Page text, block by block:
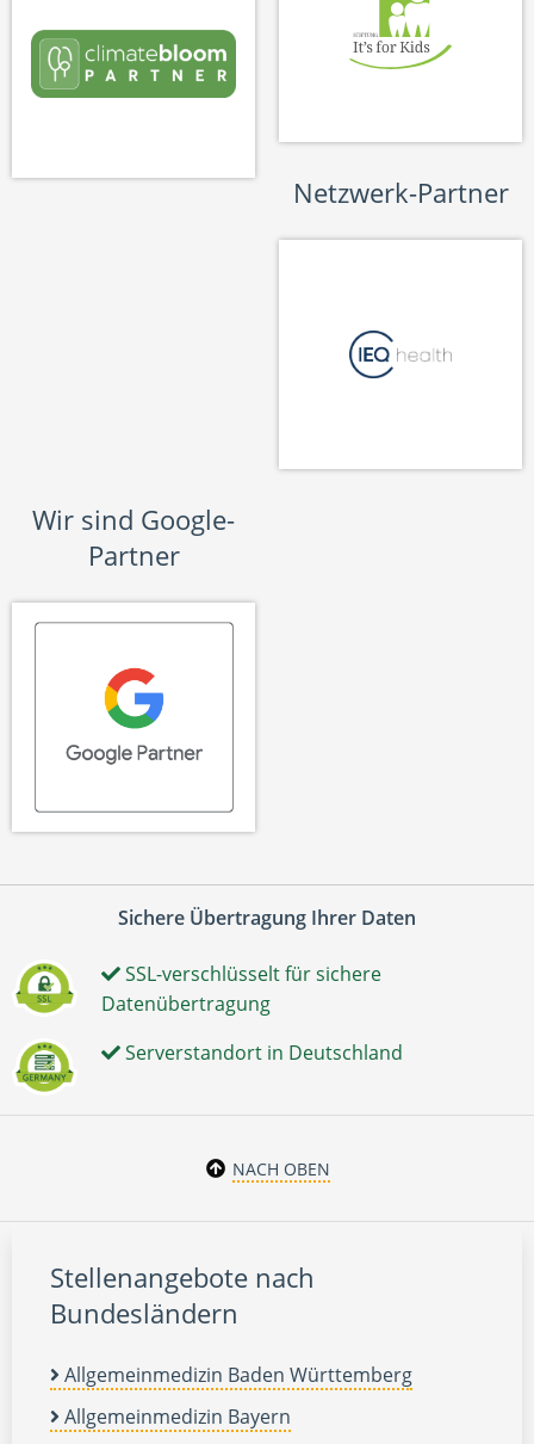
Netzwerk-Partner
Wir sind Google-
Partner
Sichere Übertragung Ihrer Daten
SSL-verschlüsselt für sichere
Datenübertragung
Serverstandort in Deutschland
NACH OBEN
Stellenangebote nach
Bundesländern
Allgemeinmedizin Baden Württemberg
Allgemeinmedizin Bayern